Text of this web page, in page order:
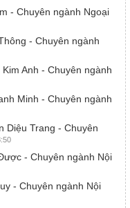
- Chuyên ngành Ngoại
- Chuyên ngành
Anh - Chuyên ngành
Minh - Chuyên ngành
Diệu Trang - Chuyên
- Chuyên ngành Nội
- Chuyên ngành Nội